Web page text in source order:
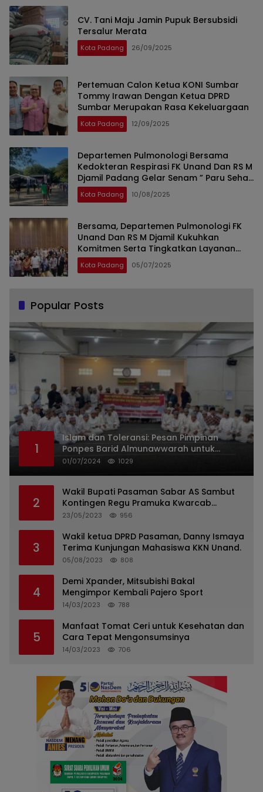
CV. Tani Maju Jamin Pupuk Bersubsidi
Tersalur Merata
Kota Padang 26/09/2025
Pertemuan Calon Ketua KONI Sumbar
Tommy Irawan Dengan Ketua DPRD
Sumbar Merupakan Rasa Kekeluargaan
Kota Padang 12/09/2025
Departemen Pulmonologi Bersama
Kedokteran Respirasi FK Unand Dan RS M
Djamil Padang Gelar Senam ” Paru Sehat
” Dan HUT Kota Padang
Kota Padang 10/08/2025
Bersama, Departemen Pulmonologi FK
Unand Dan RS M Djamil Kukuhkan
Komitmen Serta Tingkatkan Layanan
Kesehatan Paru Lewat Pulmonary
Update 2025
Kota Padang 05/07/2025
Popular Posts
1
Islam dan Toleransi: Pesan Pimpinan
Ponpes Barid Almunawwarah untuk
Indonesia
01/07/2024 1029
2
Wakil Bupati Pasaman Sabar AS Sambut
Kontingen Regu Pramuka Kwarcab
Pasaman
23/05/2023 956
3
Wakil ketua DPRD Pasaman, Danny Ismaya
Terima Kunjungan Mahasiswa KKN Unand.
05/08/2023 808
4
Demi Xpander, Mitsubishi Bakal
Mengimpor Kembali Pajero Sport
14/03/2023 788
5
Manfaat Tomat Ceri untuk Kesehatan dan
Cara Tepat Mengonsumsinya
14/03/2023 706